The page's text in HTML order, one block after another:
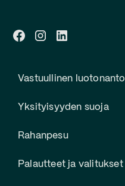
Vastuullinen luotonanto
Yksityisyyden suoja
Rahanpesu
Palautteet ja valitukset